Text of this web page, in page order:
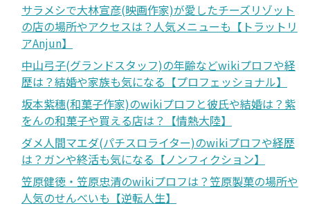
サラメシで大林宣彦(映画作家)が愛したチーズリゾット
の店の場所やアクセスは？人気メニューも【トラットリ
アAnjun】
中山弓子(グランドスタッフ)の年齢などwikiプロフや経
歴は？結婚や家族も気になる【プロフェッショナル】
坂本紫穗(和菓子作家)のwikiプロフと彼氏や結婚は？紫
をんの和菓子や買える店は？【情熱大陸】
ダメ人間マエダ(パチスロライター)のwikiプロフや経歴
は？ガンや終活も気になる【ノンフィクション】
笠原健徳・笠原忠清のwikiプロフは？笠原製菓の場所や
人気のせんべいも【逆転人生】